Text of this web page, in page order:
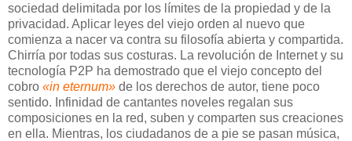
sociedad delimitada por los límites de la propiedad y de la
privacidad. Aplicar leyes del viejo orden al nuevo que
comienza a nacer va contra su filosofía abierta y compartida.
Chirría por todas sus costuras. La revolución de Internet y su
tecnología P2P ha demostrado que el viejo concepto del
cobro «in eternum» de los derechos de autor, tiene poco
sentido. Infinidad de cantantes noveles regalan sus
composiciones en la red, suben y comparten sus creaciones
en ella. Mientras, los ciudadanos de a pie se pasan música,